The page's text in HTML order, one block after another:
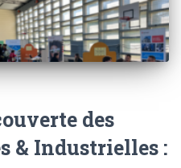
des
& Industrielles :